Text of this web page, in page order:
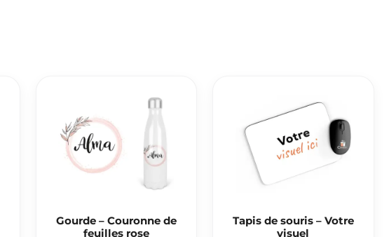
Gourde – Couronne de
feuilles rose
Tapis de souris – Votre
visuel